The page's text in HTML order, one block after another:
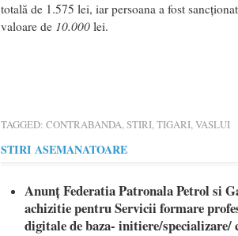
totală de 1.575 lei, iar persoana a fost
valoare de 10.000 lei.
TAGGED: CONTRABANDA,STIRI,TIGARI,VASLUI
STIRI ASEMANATOARE
Anunț Federatia Patronala Petrol si
achizitie pentru Servicii formare
digitale de baza- initiere/specializare/